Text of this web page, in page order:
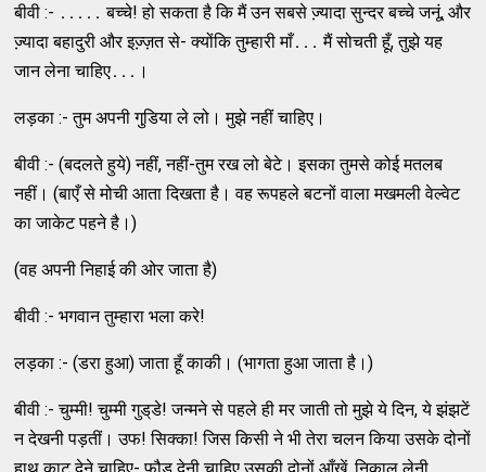
बीवी :- ․․․․․ बच्‍चे! हो सकता है कि मैं उन सबसे ज्‍़यादा सुन्‍दर बच्‍चे जनूं, और
ज्‍़यादा बहादुरी और इज्‍़ज़त से- क्‍योंकि तुम्‍हारी माँ․․․ मैं सोचती हूँ, तुझे यह
जान लेना चाहिए․․․।
लड़का :- तुम अपनी गुडि़या ले लो। मुझे नहीं चाहिए।
बीवी :- (बदलते हुये) नहीं, नहीं-तुम रख लो बेटे। इसका तुमसे कोई मतलब
नहीं। (बाएँ से मोची आता दिखता है। वह रूपहले बटनों वाला मखमली वेल्‍वेट
का जाकेट पहने है।)
(वह अपनी निहाई की ओर जाता है)
बीवी :- भगवान तुम्‍हारा भला करे!
लड़का :- (डरा हुआ) जाता हूँ काकी। (भागता हुआ जाता है।)
बीवी :- चुम्‍मी! चुम्‍मी गुड्‌डे! जन्‍मने से पहले ही मर जाती तो मुझे ये दिन, ये झंझटें
न देखनी पड़तीं। उफ! सिक्‍का! जिस किसी ने भी तेरा चलन किया उसके दोनों